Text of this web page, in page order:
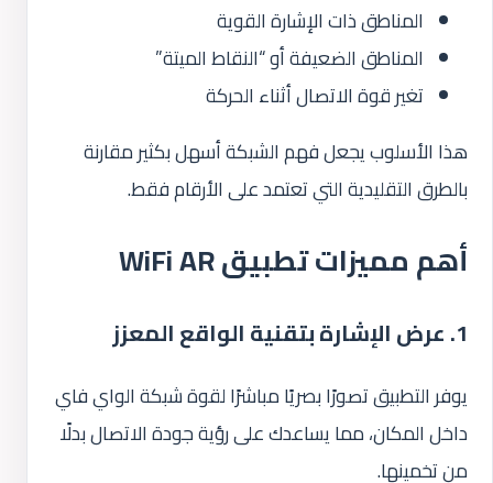
المناطق ذات الإشارة القوية
المناطق الضعيفة أو “النقاط الميتة”
تغير قوة الاتصال أثناء الحركة
هذا الأسلوب يجعل فهم الشبكة أسهل بكثير مقارنة
بالطرق التقليدية التي تعتمد على الأرقام فقط.
أهم مميزات تطبيق WiFi AR
1. عرض الإشارة بتقنية الواقع المعزز
يوفر التطبيق تصورًا بصريًا مباشرًا لقوة شبكة الواي فاي
داخل المكان، مما يساعدك على رؤية جودة الاتصال بدلًا
من تخمينها.